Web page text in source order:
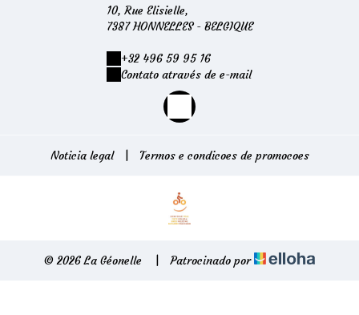
10, Rue Elisielle,
7387 HONNELLES - BELGIQUE
+32 496 59 95 16
Contato através de e-mail
Noticia legal Termos e condicoes de promocoes
© 2026 La Géonelle Patrocinado por